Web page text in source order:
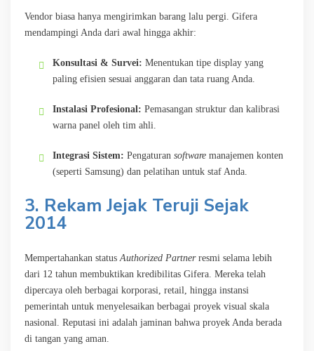
Vendor biasa hanya mengirimkan barang lalu pergi. Gifera
mendampingi Anda dari awal hingga akhir:
Konsultasi & Survei: Menentukan tipe display yang
paling efisien sesuai anggaran dan tata ruang Anda.
Instalasi Profesional: Pemasangan struktur dan kalibrasi
warna panel oleh tim ahli.
Integrasi Sistem: Pengaturan software manajemen konten
(seperti Samsung) dan pelatihan untuk staf Anda.
3. Rekam Jejak Teruji Sejak
2014
Mempertahankan statusAuthorized Partnerresmi selama lebih
dari 12 tahun membuktikan kredibilitas Gifera. Mereka telah
dipercaya oleh berbagai korporasi, retail, hingga instansi
pemerintah untuk menyelesaikan berbagai proyek visual skala
nasional. Reputasi ini adalah jaminan bahwa proyek Anda berada
di tangan yang aman.